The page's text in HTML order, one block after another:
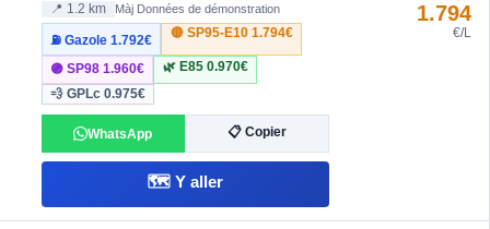
📍 1.2 km Màj Données de démonstration
⛽ Gazole1.792€
🔴 SP95-E10 1.794€
🟣 SP981.960€ 🌿 E85 0.970€
💨 GPLc0.975€
WhatsApp 📋 Copier
🗺️ Y aller
1.794
€/L